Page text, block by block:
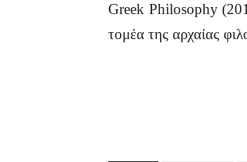
Greek Philosophy
τομέα της αρχαίας